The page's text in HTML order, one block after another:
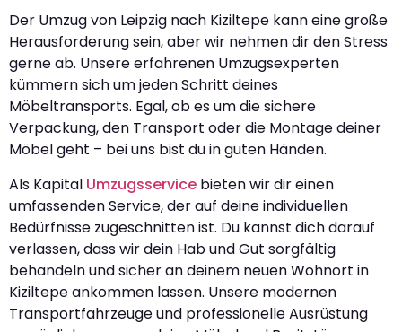
Der Umzug von Leipzig nach Kiziltepe kann eine große
Herausforderung sein, aber wir nehmen dir den Stress
gerne ab. Unsere erfahrenen Umzugsexperten
kümmern sich um jeden Schritt deines
Möbeltransports. Egal, ob es um die sichere
Verpackung, den Transport oder die Montage deiner
Möbel geht – bei uns bist du in guten Händen.
Als Kapital Umzugsservice bieten wir dir einen
umfassenden Service, der auf deine individuellen
Bedürfnisse zugeschnitten ist. Du kannst dich darauf
verlassen, dass wir dein Hab und Gut sorgfältig
behandeln und sicher an deinem neuen Wohnort in
Kiziltepe ankommen lassen. Unsere modernen
Transportfahrzeuge und professionelle Ausrüstung